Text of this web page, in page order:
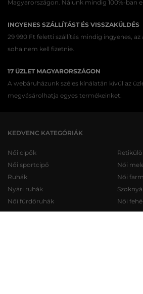
Magyarországon. Nálunk mindig 100%-ban
INGYENES SZÁLLÍTÁST ÉS VISSZAKÜLDÉS
29 990 Ft feletti szállítás mindig ingyenes, az
soha nem kell fizetnie.
17 ÜZLET MAGYARORSZÁGON
A webáruházunk széles kínálatán kívül az
megvásárolhatja egyes termékeinket.
KEDVENC KATEGÓRIÁK
Női cipők
Női sportcipő
Ruhák
Nyári ruhák
Női fürdőruhák
Női
Női
Női